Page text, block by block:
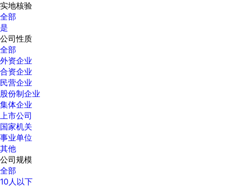
实地核验
全部
是
公司性质
全部
外资企业
合资企业
民营企业
股份制企业
集体企业
上市公司
国家机关
事业单位
其他
公司规模
全部
10人以下